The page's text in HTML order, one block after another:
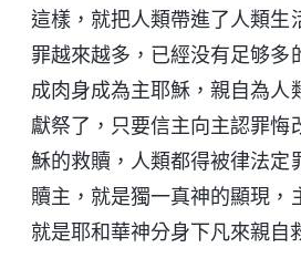
這樣，就把人類帶進了人類生
罪越來越多，已經没有足够
成肉身成為主耶穌，親自為人
獻祭了，只要信主向主認罪
穌的救贖，人類都得被律法
贖主，就是獨一真神的顯現，
就是耶和華神分身下凡來親自